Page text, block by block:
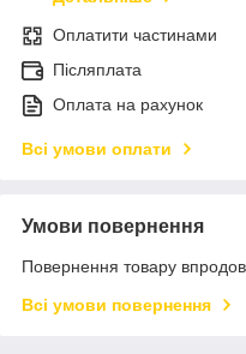
Оплатити частинами
Післяплата
Оплата на рахунок
Всі умови оплати
Умови повернення
Повернення товару
Всі умови повернення